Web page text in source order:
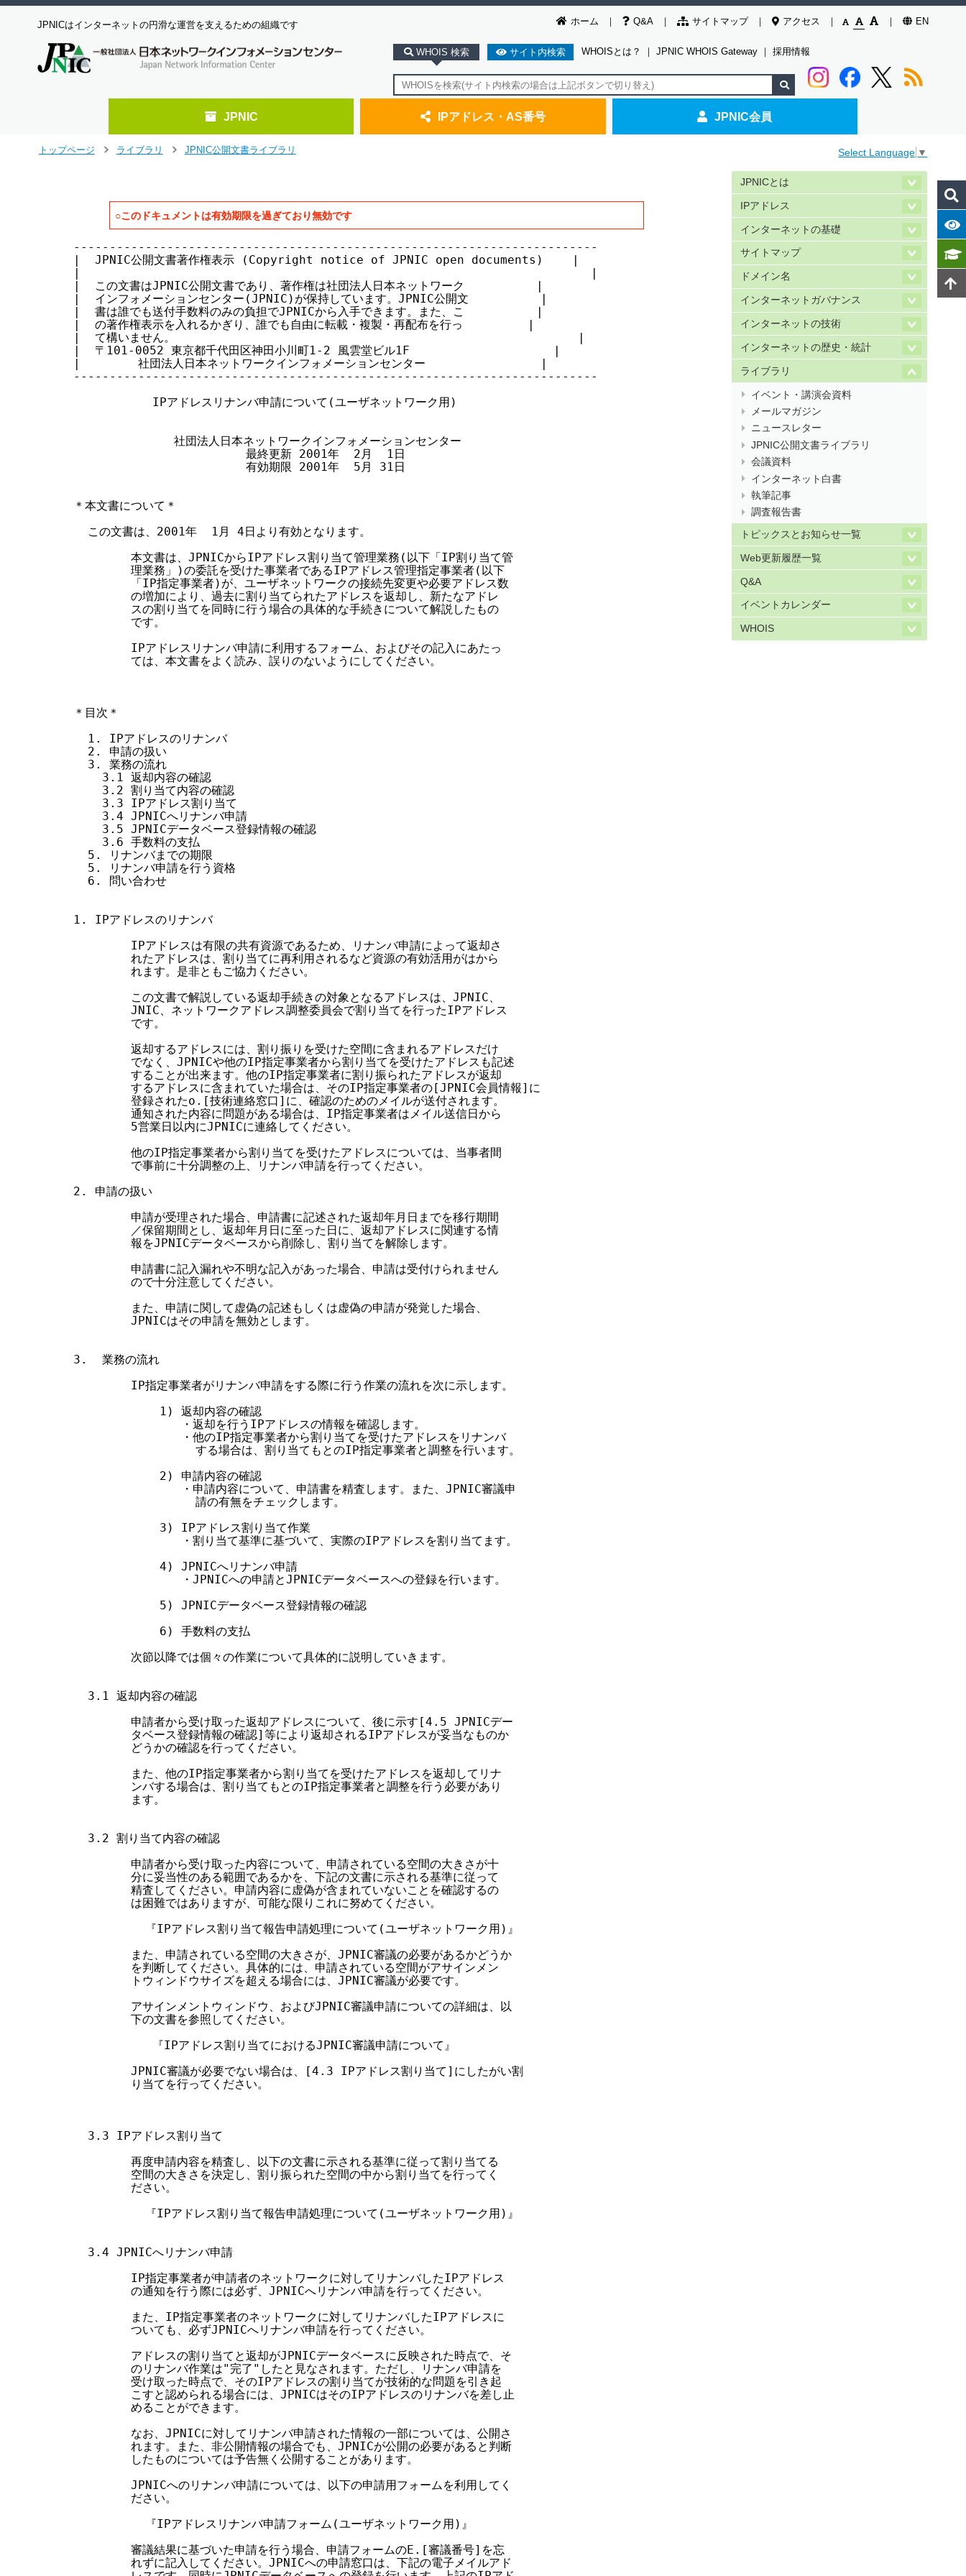
ホーム Q&A サイトマップ アクセス EN
JPNICはインターネットの円滑な運営を支えるための組織です
WHOIS 検索 サイト内検索 WHOISとは？ ｜ JPNIC WHOIS Gateway ｜ 採用情報
JPNIC IPアドレス・AS番号 JPNIC会員
トップページ
ライブラリ
JPNIC公開文書ライブラリ Select Language ▼
○このドキュメントは有効期限を過ぎており無効です
-------------------------------------------------------------------------
|  JPNIC公開文書著作権表示 (Copyright notice of JPNIC open documents)    |
|                                                                       |
|  この文書はJPNIC公開文書であり、著作権は社団法人日本ネットワーク          |
|  インフォメーションセンター(JPNIC)が保持しています。JPNIC公開文          |
|  書は誰でも送付手数料のみの負担でJPNICから入手できます。また、こ          |
|  の著作権表示を入れるかぎり、誰でも自由に転載・複製・再配布を行っ         |
|  て構いません。                                                        |
|  〒101-0052 東京都千代田区神田小川町1-2 風雲堂ビル1F                    |
|        社団法人日本ネットワークインフォメーションセンター                |
-------------------------------------------------------------------------
           IPアドレスリナンバ申請について(ユーザネットワーク用)
              社団法人日本ネットワークインフォメーションセンター
                        最終更新 2001年  2月  1日
                        有効期限 2001年  5月 31日
＊本文書について＊
  この文書は、2001年  1月 4日より有効となります。
        本文書は、JPNICからIPアドレス割り当て管理業務(以下「IP割り当て管
        理業務」)の委託を受けた事業者であるIPアドレス管理指定事業者(以下
        「IP指定事業者)が、ユーザネットワークの接続先変更や必要アドレス数
        の増加により、過去に割り当てられたアドレスを返却し、新たなアドレ
        スの割り当てを同時に行う場合の具体的な手続きについて解説したもの
        です。
        IPアドレスリナンバ申請に利用するフォーム、およびその記入にあたっ
        ては、本文書をよく読み、誤りのないようにしてください。
＊目次＊
  1. IPアドレスのリナンバ
  2. 申請の扱い
  3. 業務の流れ
    3.1 返却内容の確認
    3.2 割り当て内容の確認
    3.3 IPアドレス割り当て
    3.4 JPNICへリナンバ申請
    3.5 JPNICデータベース登録情報の確認
    3.6 手数料の支払
  5. リナンバまでの期限
  5. リナンバ申請を行う資格
  6. 問い合わせ
1. IPアドレスのリナンバ
        IPアドレスは有限の共有資源であるため、リナンバ申請によって返却さ
        れたアドレスは、割り当てに再利用されるなど資源の有効活用がはから
        れます。是非ともご協力ください。
        この文書で解説している返却手続きの対象となるアドレスは、JPNIC、
        JNIC、ネットワークアドレス調整委員会で割り当てを行ったIPアドレス
        です。
        返却するアドレスには、割り振りを受けた空間に含まれるアドレスだけ
        でなく、JPNICや他のIP指定事業者から割り当てを受けたアドレスも記述
        することが出来ます。他のIP指定事業者に割り振られたアドレスが返却
        するアドレスに含まれていた場合は、そのIP指定事業者の[JPNIC会員情報]に
        登録されたo.[技術連絡窓口]に、確認のためのメイルが送付されます。
        通知された内容に問題がある場合は、IP指定事業者はメイル送信日から
        5営業日以内にJPNICに連絡してください。
        他のIP指定事業者から割り当てを受けたアドレスについては、当事者間
        で事前に十分調整の上、リナンバ申請を行ってください。
2. 申請の扱い
        申請が受理された場合、申請書に記述された返却年月日までを移行期間
        ／保留期間とし、返却年月日に至った日に、返却アドレスに関連する情
        報をJPNICデータベースから削除し、割り当てを解除します。
        申請書に記入漏れや不明な記入があった場合、申請は受付けられません
        ので十分注意してください。
        また、申請に関して虚偽の記述もしくは虚偽の申請が発覚した場合、
        JPNICはその申請を無効とします。
3.  業務の流れ
        IP指定事業者がリナンバ申請をする際に行う作業の流れを次に示します。
            1) 返却内容の確認
               ・返却を行うIPアドレスの情報を確認します。
               ・他のIP指定事業者から割り当てを受けたアドレスをリナンバ
                 する場合は、割り当てもとのIP指定事業者と調整を行います。
            2) 申請内容の確認
               ・申請内容について、申請書を精査します。また、JPNIC審議申
                 請の有無をチェックします。
            3) IPアドレス割り当て作業
               ・割り当て基準に基づいて、実際のIPアドレスを割り当てます。
            4) JPNICへリナンバ申請
               ・JPNICへの申請とJPNICデータベースへの登録を行います。
            5) JPNICデータベース登録情報の確認
            6) 手数料の支払
        次節以降では個々の作業について具体的に説明していきます。
  3.1 返却内容の確認
        申請者から受け取った返却アドレスについて、後に示す[4.5 JPNICデー
        タベース登録情報の確認]等により返却されるIPアドレスが妥当なものか
        どうかの確認を行ってください。
        また、他のIP指定事業者から割り当てを受けたアドレスを返却してリナ
        ンバする場合は、割り当てもとのIP指定事業者と調整を行う必要があり
        ます。
  3.2 割り当て内容の確認
        申請者から受け取った内容について、申請されている空間の大きさが十
        分に妥当性のある範囲であるかを、下記の文書に示される基準に従って
        精査してください。申請内容に虚偽が含まれていないことを確認するの
        は困難ではありますが、可能な限りこれに努めてください。
          『IPアドレス割り当て報告申請処理について(ユーザネットワーク用)』
        また、申請されている空間の大きさが、JPNIC審議の必要があるかどうか
        を判断してください。具体的には、申請されている空間がアサインメン
        トウィンドウサイズを超える場合には、JPNIC審議が必要です。
        アサインメントウィンドウ、およびJPNIC審議申請についての詳細は、以
        下の文書を参照してください。
           『IPアドレス割り当てにおけるJPNIC審議申請について』
        JPNIC審議が必要でない場合は、[4.3 IPアドレス割り当て]にしたがい割
        り当てを行ってください。
  3.3 IPアドレス割り当て
        再度申請内容を精査し、以下の文書に示される基準に従って割り当てる
        空間の大きさを決定し、割り振られた空間の中から割り当てを行ってく
        ださい。
          『IPアドレス割り当て報告申請処理について(ユーザネットワーク用)』
  3.4 JPNICへリナンバ申請
        IP指定事業者が申請者のネットワークに対してリナンバしたIPアドレス
        の通知を行う際には必ず、JPNICへリナンバ申請を行ってください。
        また、IP指定事業者のネットワークに対してリナンバしたIPアドレスに
        ついても、必ずJPNICへリナンバ申請を行ってください。
        アドレスの割り当てと返却がJPNICデータベースに反映された時点で、そ
        のリナンバ作業は"完了"したと見なされます。ただし、リナンバ申請を
        受け取った時点で、そのIPアドレスの割り当てが技術的な問題を引き起
        こすと認められる場合には、JPNICはそのIPアドレスのリナンバを差し止
        めることができます。
        なお、JPNICに対してリナンバ申請された情報の一部については、公開さ
        れます。また、非公開情報の場合でも、JPNICが公開の必要があると判断
        したものについては予告無く公開することがあります。
        JPNICへのリナンバ申請については、以下の申請用フォームを利用してく
        ださい。
          『IPアドレスリナンバ申請フォーム(ユーザネットワーク用)』
        審議結果に基づいた申請を行う場合、申請フォームのE.[審議番号]を忘
        れずに記入してください。JPNICへの申請窓口は、下記の電子メイルアド
JPNICとは
IPアドレス
インターネットの基礎
サイトマップ
ドメイン名
インターネットガバナンス
インターネットの技術
インターネットの歴史・統計
ライブラリ
イベント・講演会資料
メールマガジン
ニュースレター
JPNIC公開文書ライブラリ
会議資料
インターネット白書
執筆記事
調査報告書
トピックスとお知らせ一覧
Web更新履歴一覧
Q&A
イベントカレンダー
WHOIS